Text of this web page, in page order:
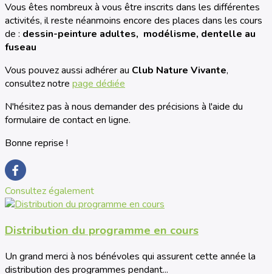
Vous êtes nombreux à vous être inscrits dans les différentes
activités, il reste néanmoins encore des places dans les cours
de : dessin-peinture adultes, modélisme, dentelle au
fuseau
Vous pouvez aussi adhérer au Club Nature Vivante,
consultez notre page dédiée
N'hésitez pas à nous demander des précisions à l'aide du
formulaire de contact en ligne.
Bonne reprise !
Consultez également
Distribution du programme en cours
Un grand merci à nos bénévoles qui assurent cette année la
distribution des programmes pendant...